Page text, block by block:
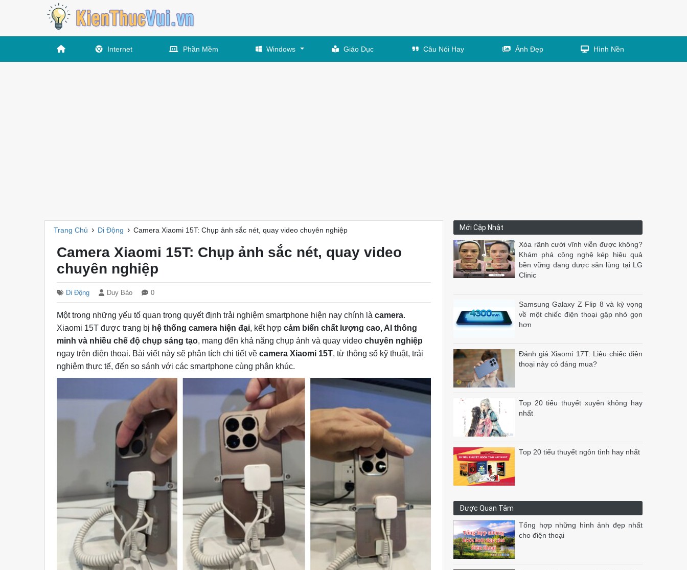
Internet Phần Mềm Windows Giáo Dục Câu Nói Hay Ảnh Đẹp Hình Nền
Trang Chủ › Di Động › Camera Xiaomi 15T: Chụp ảnh sắc nét, quay video chuyên nghiệp
Camera Xiaomi 15T: Chụp ảnh sắc nét, quay video
chuyên nghiệp
Di Động Duy Bảo 0
Một trong những yếu tố quan trọng quyết định trải nghiệm smartphone hiện nay chính làcamera.
Xiaomi 15T được trang bị hệ thống camera hiện đại, kết hợpcảm biến chất lượng cao, AI thông
minh và nhiều chế độ chụp sáng tạo, mang đến khả năng chụp ảnh và quay videochuyên nghiệp
ngay trên điện thoại. Bài viết này sẽ phân tích chi tiết vềcamera Xiaomi 15T, từ thông số kỹ thuật, trải
nghiệm thực tế, đến so sánh với các smartphone cùng phân khúc.
Mới Cập Nhật
Xóa rãnh cười vĩnh viễn được không?
Khám phá công nghệ kép hiệu quả
bền vững đang được săn lùng tại LG
Clinic
Samsung Galaxy Z Flip 8 và kỳ vọng
về một chiếc điện thoại gập nhỏ gọn
hơn
Đánh giá Xiaomi 17T: Liệu chiếc điện
thoại này có đáng mua?
Top 20 tiểu thuyết xuyên không hay
nhất
Top 20 tiểu thuyết ngôn tình hay nhất
Được Quan Tâm
Tổng hợp những hình ảnh đẹp nhất
cho điện thoại